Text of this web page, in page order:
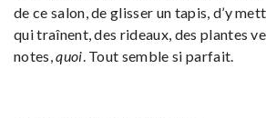
de ce salon, de glisser un tapis, d’y
qui traînent, des rideaux, des plantes
notes,quoi . Tout semble si parfait.